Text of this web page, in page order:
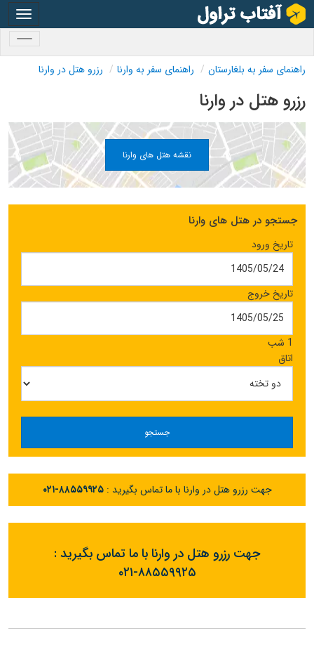
راهنمای سفر به بلغارستان راهنمای سفر به وارنا رزرو هتل در وارنا
رزرو هتل در وارنا
نقشه هتل های وارنا
جستجو در هتل های وارنا
تاریخ ورود
تاریخ خروج
1 شب
اتاق
جستجو
جهت رزرو هتل در وارنا با ما تماس بگیرید :۰۲۱-۸۸۵۵۹۹۲۵
جهت رزرو هتل در وارنا با ما تماس بگیرید :
۰۲۱-۸۸۵۵۹۹۲۵